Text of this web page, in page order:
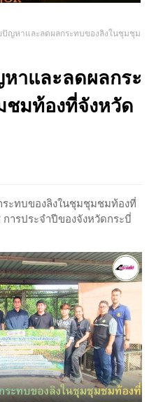
ปัญหาและลดผลกระทบของลิงในชุมชุม
าและลดผลกระ
มท้องที่จังหวัด
ะทบของลิงในชุมชุมชมท้องที่
ารประจำปีของจังหวัดกระบี่